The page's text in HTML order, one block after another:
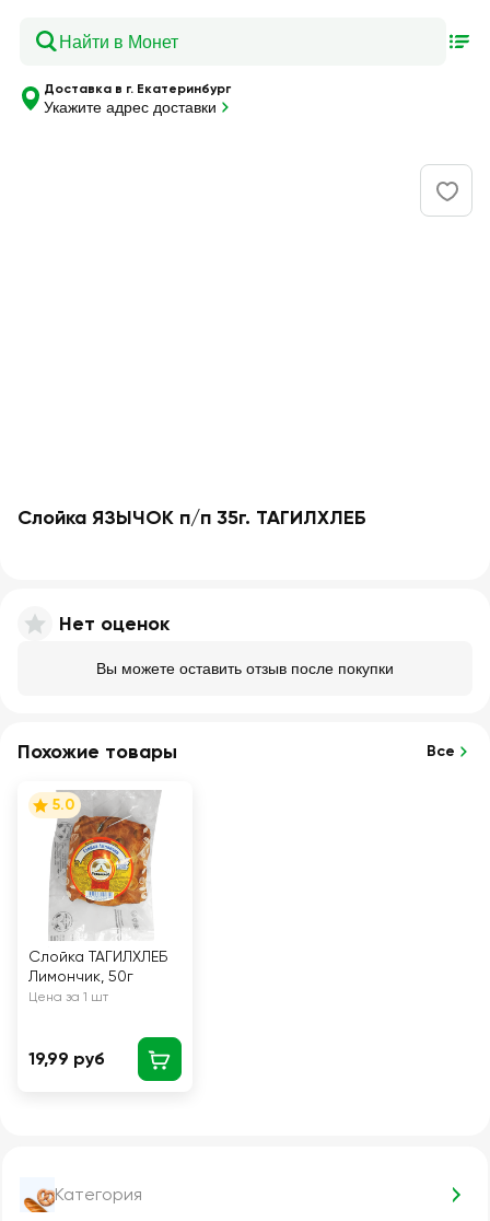
Доставка в г. Екатеринбург
Укажите адрес доставки
Слойка ЯЗЫЧОК п/п 35г. ТАГИЛХЛЕБ
Нет оценок
Вы можете оставить отзыв после покупки
Категория
Похожие товары Все
5.0
Слойка ТАГИЛХЛЕБ
Лимончик, 50г
Цена за 1 шт
19,99 руб